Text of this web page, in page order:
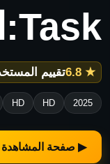
Task:الموسم 1 حلقة 1
★ 6.8 تقييم
2025
HD
HD
▶ صفحة المشاهدة